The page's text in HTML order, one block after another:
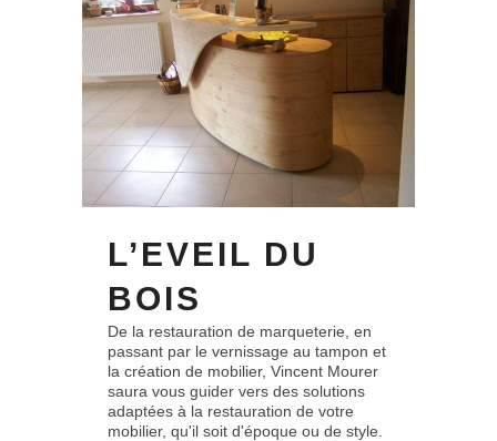
L’EVEIL DU
BOIS
De la restauration de marqueterie, en
passant par le vernissage au tampon et
la création de mobilier, Vincent Mourer
saura vous guider vers des solutions
adaptées à la restauration de votre
mobilier, qu'il soit d'époque ou de style.